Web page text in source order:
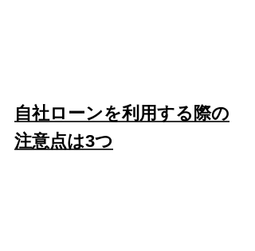
自社ローンを利用する際の
注意点は3つ